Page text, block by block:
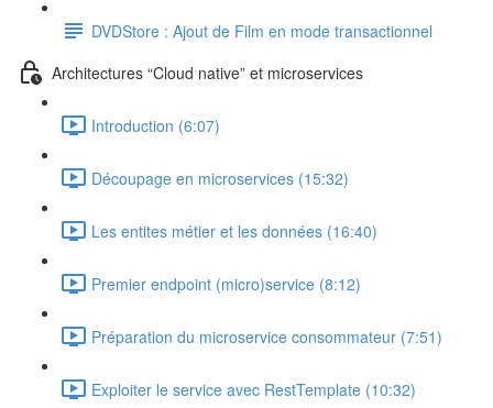
DVDStore : Ajout de Film en mode transactionnel
Architectures “Cloud native” et microservices
Introduction (6:07)
Découpage en microservices (15:32)
Les entites métier et les données (16:40)
Premier endpoint (micro)service (8:12)
Préparation du microservice consommateur (7:51)
Exploiter le service avec RestTemplate (10:32)